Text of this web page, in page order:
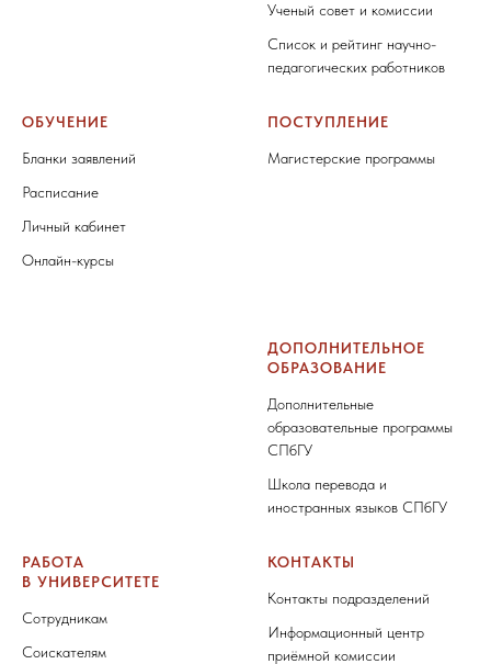
Ученый совет и комиссии
Список и рейтинг научно-
педагогических работников
ОБУЧЕНИЕ
Бланки заявлений
Расписание
Личный кабинет
Онлайн-курсы
ПОСТУПЛЕНИЕ
Магистерские программы
ДОПОЛНИТЕЛЬНОЕ
ОБРАЗОВАНИЕ
Дополнительные
образовательные программы
СПбГУ
Школа перевода и
иностранных языков СПбГУ
РАБОТА
В УНИВЕРСИТЕТЕ
Сотрудникам
Соискателям
КОНТАКТЫ
Контакты подразделений
Информационный центр
приёмной комиссии